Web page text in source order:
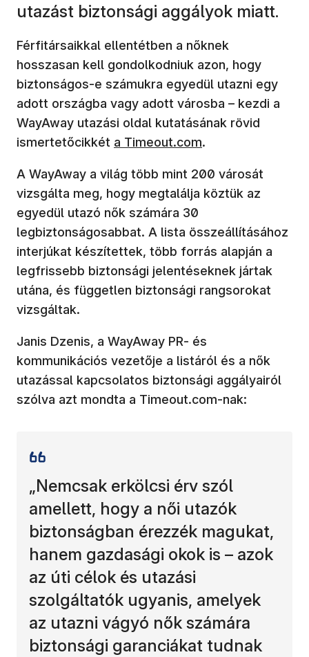
utazást biztonsági aggályok miatt.
Férfitársaikkal ellentétben a nőknek
hosszasan kell gondolkodniuk azon, hogy
biztonságos-e számukra egyedül utazni egy
adott országba vagy adott városba – kezdi a
WayAway utazási oldal kutatásának rövid
ismertetőcikkét a Timeout.com.
A WayAway a világ több mint 200 városát
vizsgálta meg, hogy megtalálja köztük az
egyedül utazó nők számára 30
legbiztonságosabbat. A lista összeállításához
interjúkat készítettek, több forrás alapján a
legfrissebb biztonsági jelentéseknek jártak
utána, és független biztonsági rangsorokat
vizsgáltak.
Janis Dzenis, a WayAway PR- és
kommunikációs vezetője a listáról és a nők
utazással kapcsolatos biztonsági aggályairól
szólva azt mondta a Timeout.com-nak:
„Nemcsak erkölcsi érv szól
amellett, hogy a női utazók
biztonságban érezzék magukat,
hanem gazdasági okok is – azok
az úti célok és utazási
szolgáltatók ugyanis, amelyek
az utazni vágyó nők számára
biztonsági garanciákat tudnak